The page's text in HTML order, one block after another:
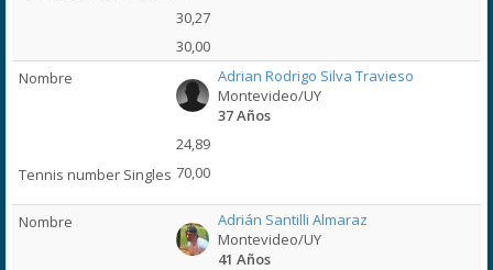
30,27
30,00
Adrian Rodrigo Silva Travieso
Montevideo/UY
37 Años
24,89
70,00
Adrián Santilli Almaraz
Montevideo/UY
41 Años